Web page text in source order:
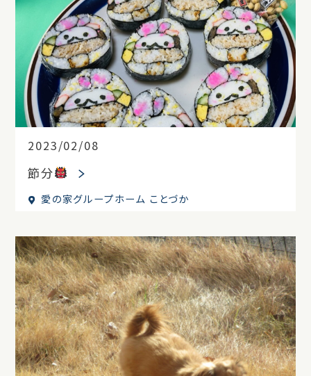
2023/02/08
節分
愛の家グループホーム ことづか